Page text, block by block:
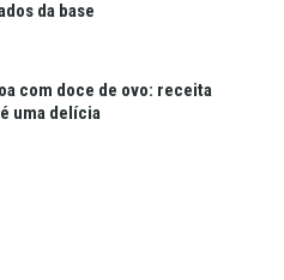
da base
com doce de ovo: receita
uma delícia